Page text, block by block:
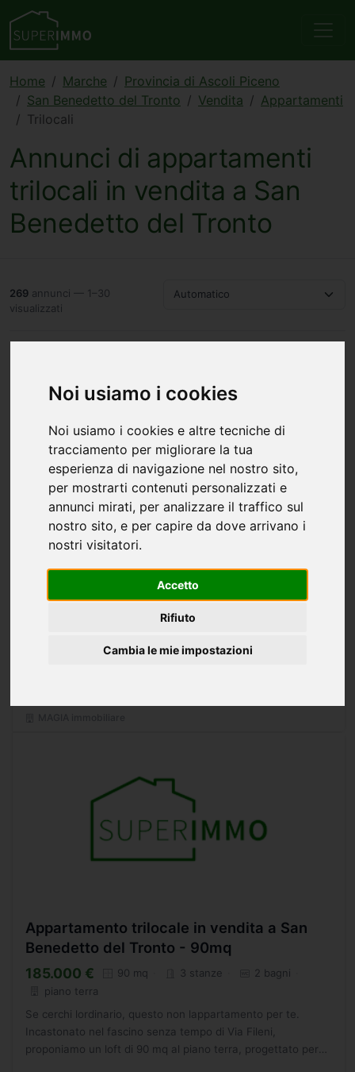
Noi usiamo i cookies
Noi usiamo i cookies e altre tecniche di
tracciamento per migliorare la tua
esperienza di navigazione nel nostro sito,
per mostrarti contenuti personalizzati e
annunci mirati, per analizzare il traffico sul
nostro sito, e per capire da dove arrivano i
nostri visitatori.
Accetto
Rifiuto
Cambia le mie impostazioni
Home Marche
Provincia di Ascoli Piceno
San Benedetto del Tronto
Vendita
Appartamenti
Trilocali
Annunci di appartamenti
trilocali in vendita a San
Benedetto del Tronto
269 annunci — 1–30
visualizzati
Automatico
Appartamento trilocale in vendita a San
3 stanze
ultimo piano
Appartamento Fronte Mare a San Benedetto del Tronto
e con vista diretta sul mare Adriatico, proponiamo in vendita
Appartamento trilocale in vendita a San
Benedetto del Tronto - 90mq
185.000 € 90 mq 3 stanze
2 bagni
piano terra
Se cerchi lordinario, questo non lappartamento per te.
Incastonato nel fascino senza tempo di Via Fileni,
proponiamo un loft di 90 mq al piano terra, progettato per